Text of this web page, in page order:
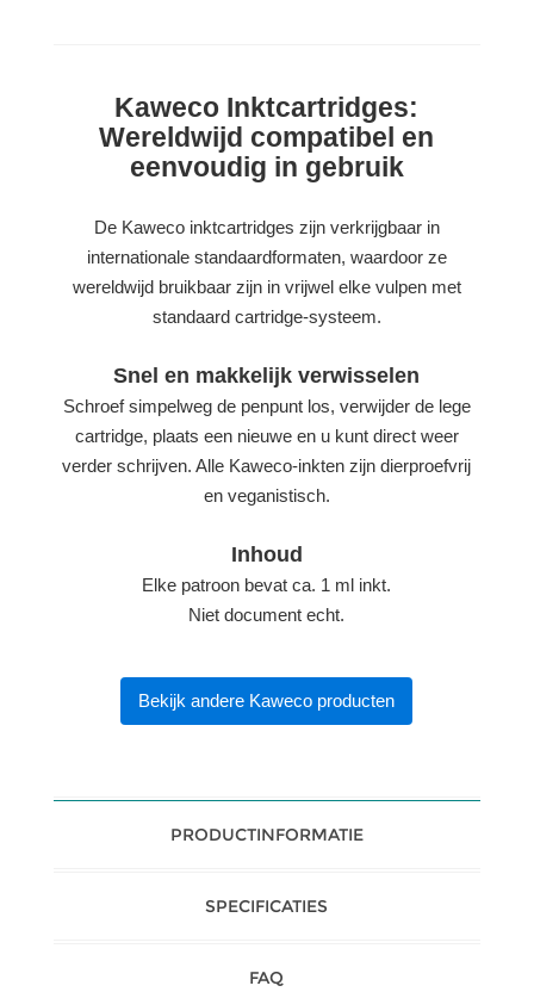
Kaweco Inktcartridges:
Wereldwijd compatibel en
eenvoudig in gebruik
De Kaweco inktcartridges zijn verkrijgbaar in
internationale standaardformaten, waardoor ze
wereldwijd bruikbaar zijn in vrijwel elke vulpen met
standaard cartridge-systeem.
Snel en makkelijk verwisselen
Schroef simpelweg de penpunt los, verwijder de lege
cartridge, plaats een nieuwe en u kunt direct weer
verder schrijven. Alle Kaweco-inkten zijn dierproefvrij
en veganistisch.
Inhoud
Elke patroon bevat ca. 1 ml inkt.
Niet document echt.
Bekijk andere Kaweco producten
PRODUCTINFORMATIE
SPECIFICATIES
FAQ